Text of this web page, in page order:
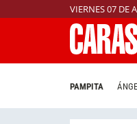
VIERNES 07 DE
PAMPITA